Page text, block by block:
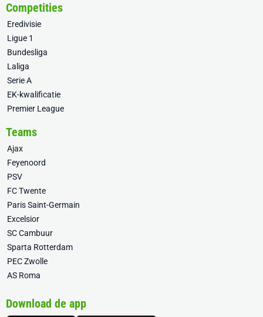
Competities
Eredivisie
Ligue 1
Bundesliga
Laliga
Serie A
EK-kwalificatie
Premier League
Teams
Ajax
Feyenoord
PSV
FC Twente
Paris Saint-Germain
Excelsior
SC Cambuur
Sparta Rotterdam
PEC Zwolle
AS Roma
Download de app